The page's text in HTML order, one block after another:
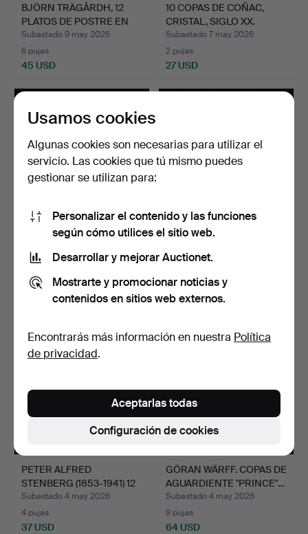
BJÖRN TRÄGÅRDH, 12
PLATOS DE POSTRE EN
VID…
Subastado 9 may 2026
6 pujas
45 USD
10 COPAS DE COÑAC,
CRISTAL, SIGLO XX.
Subastado 7 may 2026
2 pujas
27 USD
VASOS DE WHISKY, 6
PIEZAS, KOSTA BODA,
HEC…
Subastado 5 may 2026
1 puja
22 USD
BERTIL VALLIEN. COPAS
DE VINO "CHATEAU", 1…
20 pujas
118 USD
PETER ALFRED
STENBERG (1853-1941) 12
PLATO…
Subastado 4 may 2026
4 pujas
37 USD
GÖRAN WÄRFF. COPAS DE
AGUARDIENTE "PRINCE"…
Subastado 4 may 2026
9 pujas
64 USD
Usamos cookies
Algunas cookies son necesarias para utilizar el
servicio. Las cookies que tú mismo puedes
gestionar se utilizan para:
Personalizar el contenido y las funciones
según cómo utilices el sitio web.
Desarrollar y mejorar Auctionet.
Mostrarte y promocionar noticias y
contenidos en sitios web externos.
Encontrarás más información en nuestra Política
de privacidad.
Configuración de cookies
Aceptarlas todas